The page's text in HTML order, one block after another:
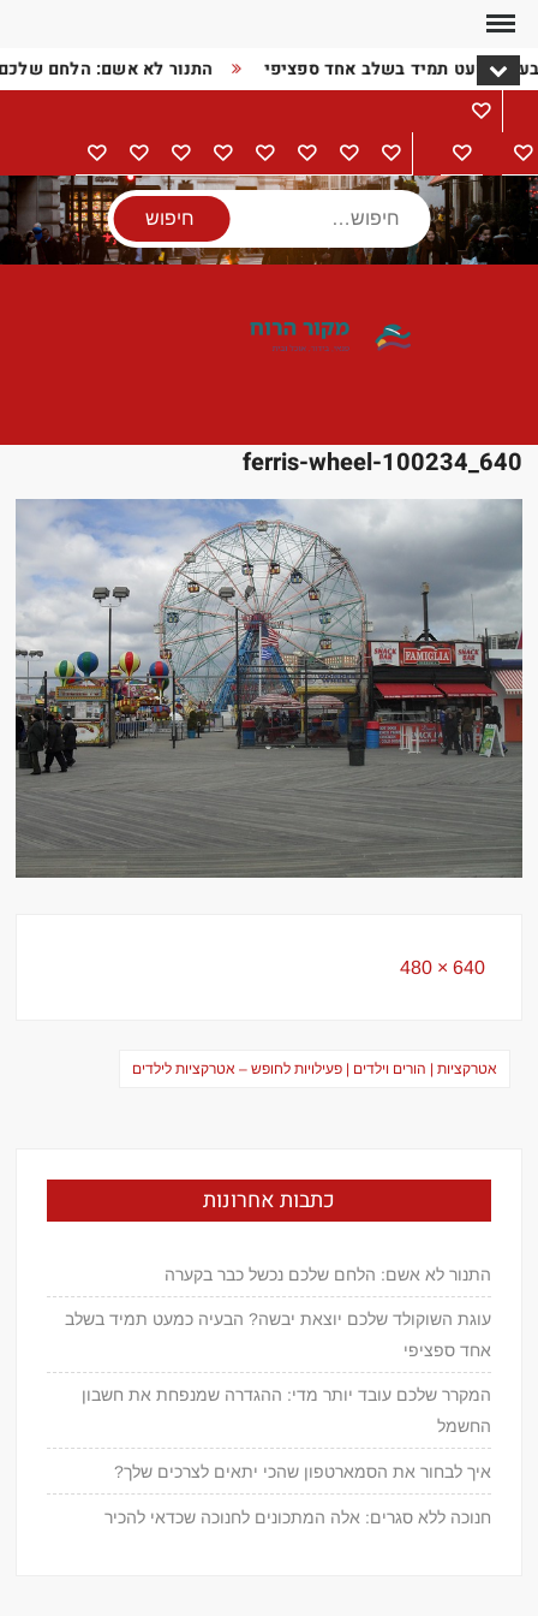
Skip
content
התנור לא אשם: הלחם כמעט תמיד בשלב אחד ספציפי
דף
הבית
מתכונים
בישול הורים
וילדים
מתנותמוצרי
חשמל
טיוליםאודותצור
קשר
מדיניות
פרטיות
הצהרת
נגישות
חיפוש
ferris-wheel-100234_640
Full
640 × 480
ניווט
אטרקציות | הורים וילדים | פעילויות לחופש – אטרקציות לילדים
כתבות אחרונות
התנור לא אשם: הלחם שלכם נכשל כבר בקערה
עוגת השוקולד שלכם יוצאת יבשה? הבעיה כמעט תמיד בשלב
אחד ספציפי
המקרר שלכם עובד יותר מדי: ההגדרה שמנפחת את חשבון
החשמל
איך לבחור את הסמארטפון שהכי יתאים לצרכים שלך?
חנוכה ללא סגרים: אלה המתכונים לחנוכה שכדאי להכיר